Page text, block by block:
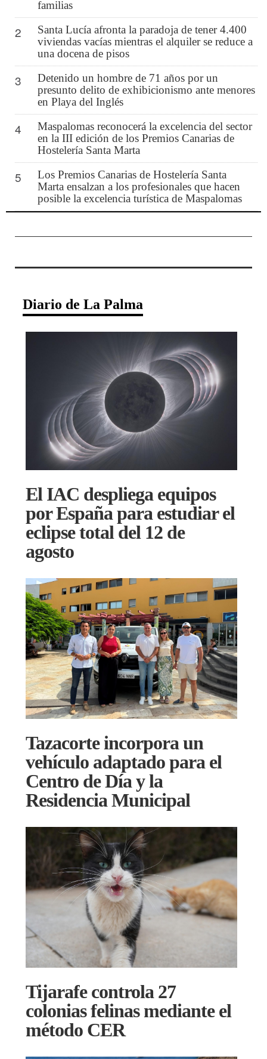
familias
2
Santa Lucía afronta la paradoja de tener 4.400
viviendas vacías mientras el alquiler se reduce a
una docena de pisos
3
Detenido un hombre de 71 años por un
presunto delito de exhibicionismo ante menores
en Playa del Inglés
4
Maspalomas reconocerá la excelencia del sector
en la III edición de los Premios Canarias de
Hostelería Santa Marta
5
Los Premios Canarias de Hostelería Santa
Marta ensalzan a los profesionales que hacen
posible la excelencia turística de Maspalomas
Diario de La Palma
El IAC despliega equipos
por España para estudiar el
eclipse total del 12 de
agosto
Tazacorte incorpora un
vehículo adaptado para el
Centro de Día y la
Residencia Municipal
Tijarafe controla 27
colonias felinas mediante el
método CER